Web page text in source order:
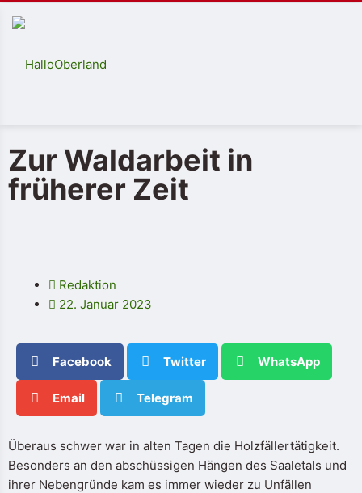
Zur Waldarbeit in
früherer Zeit
Redaktion
22. Januar 2023
Facebook Twitter WhatsApp
Email Telegram
Überaus schwer war in alten Tagen die Holzfällertätigkeit.
Besonders an den abschüssigen Hängen des Saaletals und
ihrer Nebengründe kam es immer wieder zu Unfällen